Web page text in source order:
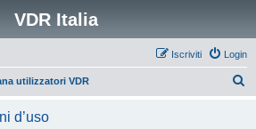
VDR Italia
Login
Iscriviti
utilizzatori VDR
d’uso